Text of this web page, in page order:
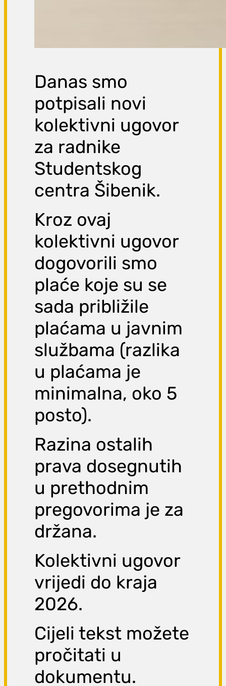
Danas smo
potpisali novi
kolektivni ugovor
za radnike
Studentskog
centra Šibenik.
Kroz ovaj
kolektivni ugovor
dogovorili smo
plaće koje su se
sada približile
plaćama u javnim
službama (razlika
u plaćama je
minimalna, oko 5
posto).
Razina ostalih
prava dosegnutih
u prethodnim
pregovorima je za
držana.
Kolektivni ugovor
vrijedi do kraja
2026.
Cijeli tekst možete
pročitati u
dokumentu.